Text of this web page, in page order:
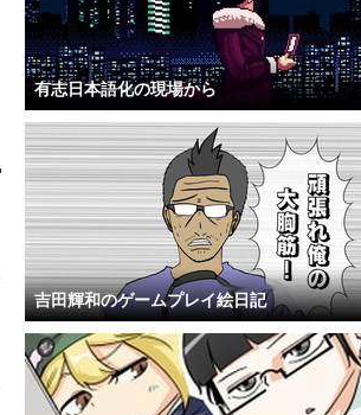
有志日本語化の現場から
吉田輝和のゲームプレイ絵日記